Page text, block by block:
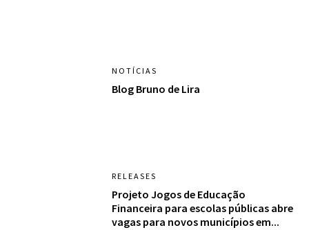
NOTÍCIAS
Blog Bruno de Lira
RELEASES
Projeto Jogos de Educação
Financeira para escolas públicas abre
vagas para novos municípios em...